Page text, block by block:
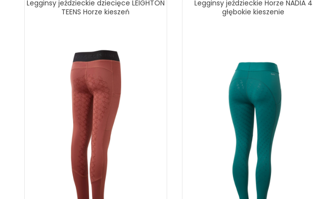
Legginsy jeździeckie dziecięce LEIGHTON
TEENS Horze kieszeń
Legginsy jeździeckie Horze NADIA 4
głębokie kieszenie